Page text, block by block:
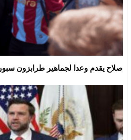
صلاح يقدم وعدا لجماهير طرابزون سبور